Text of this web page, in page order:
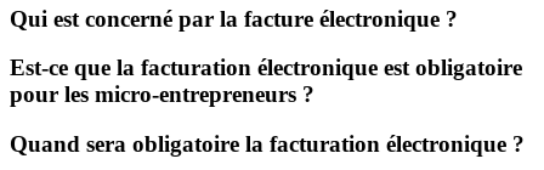
Qui est concerné par la facture électronique ?
Est-ce que la facturation électronique est obligatoire
pour les micro-entrepreneurs ?
Quand sera obligatoire la facturation électronique ?